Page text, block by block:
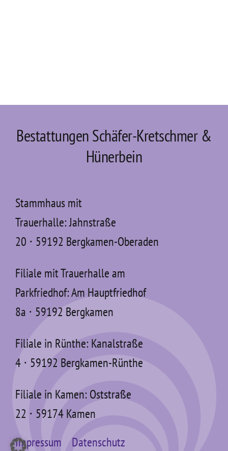
Bestattungen Schäfer-Kretschmer &
Hünerbein
Stammhaus mit
Trauerhalle: Jahnstraße
20 ⋅ 59192 Bergkamen-Oberaden
Filiale mit Trauerhalle am
Parkfriedhof: Am Hauptfriedhof
8a ⋅ 59192 Bergkamen
Filiale in Rünthe: Kanalstraße
4 ⋅ 59192 Bergkamen-Rünthe
Filiale in Kamen: Oststraße
22 ⋅ 59174 Kamen
Impressum
Datenschutz